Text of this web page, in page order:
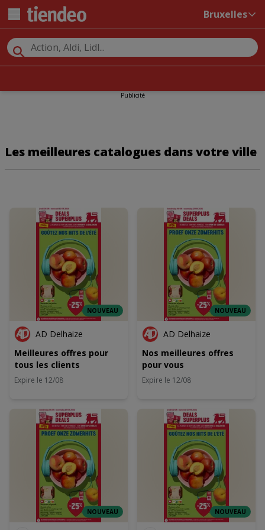
Bruxelles
Publicité
Les meilleures catalogues dans votre ville
NOUVEAU
AD Delhaize
Meilleures offres pour
tous les clients
Expire le 12/08
NOUVEAU
AD Delhaize
Nos meilleures offres
pour vous
Expire le 12/08
NOUVEAU NOUVEAU